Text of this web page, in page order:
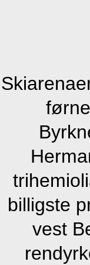
billigste
vest